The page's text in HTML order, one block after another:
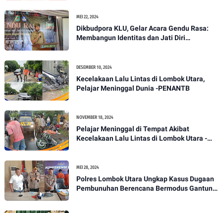
MEI 22, 2024
Dikbudpora KLU, Gelar Acara Gendu Rasa:
Membangun Identitas dan Jati Diri
DESEMBER 10, 2024
Kecelakaan Lalu Lintas di Lombok Utara,
Pelajar Meninggal Dunia -PENANTB
NOVEMBER 18, 2024
Pelajar Meninggal di Tempat Akibat
Kecelakaan Lalu Lintas di Lombok Utara -
MEI 28, 2024
Polres Lombok Utara Ungkap Kasus Dugaan
Pembunuhan Berencana Bermodus Gantung